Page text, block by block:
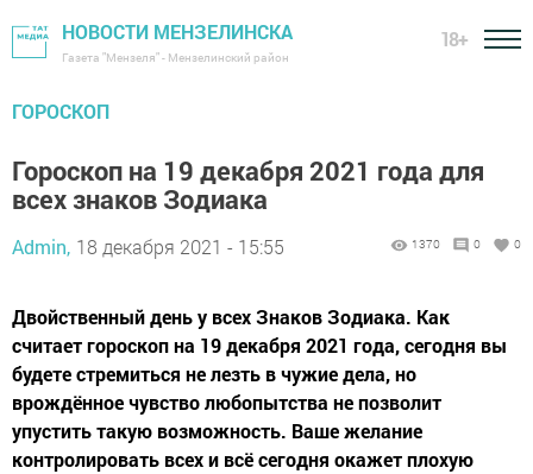
НОВОСТИ МЕНЗЕЛИНСКА
Газета "Мензеля" - Мензелинский район
18+
ГОРОСКОП
Гороскоп на 19 декабря 2021 года для
всех знаков Зодиака
Admin, 18 декабря 2021 - 15:55 1370 0 0
Двойственный день у всех Знаков Зодиака. Как
считает гороскоп на 19 декабря 2021 года, сегодня вы
будете стремиться не лезть в чужие дела, но
врождённое чувство любопытства не позволит
упустить такую возможность. Ваше желание
контролировать всех и всё сегодня окажет плохую